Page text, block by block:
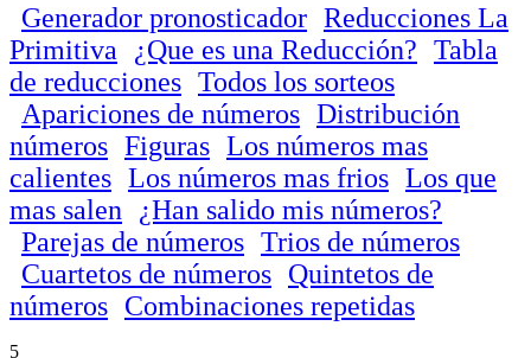
Generador pronosticador Reducciones La
Primitiva
¿Que es una Reducción? Tabla
de reducciones Todos los sorteos
Apariciones de números Distribución
números Figuras Los números mas
calientes Los números mas frios Los que
mas salen
¿Han salido mis números?
Parejas de números Trios de números
Cuartetos de números Quintetos de
números Combinaciones repetidas
5